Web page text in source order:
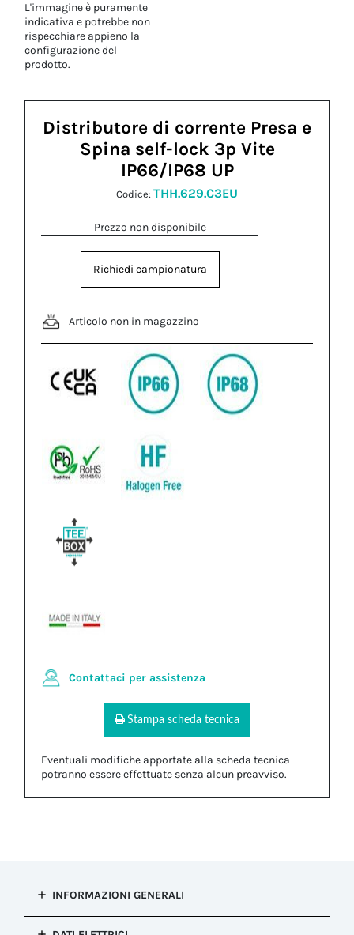
L'immagine è puramente
indicativa e potrebbe non
rispecchiare appieno la
configurazione del
prodotto.
Distributore di corrente Presa e
Spina self-lock 3p Vite
IP66/IP68 UP
Codice: THH.629.C3EU
Prezzo non disponibile
Richiedi campionatura
Articolo non in magazzino
Contattaci per assistenza
Stampa scheda tecnica
Eventuali modifiche apportate alla scheda tecnica
potranno essere effettuate senza alcun preavviso.
INFORMAZIONI GENERALI